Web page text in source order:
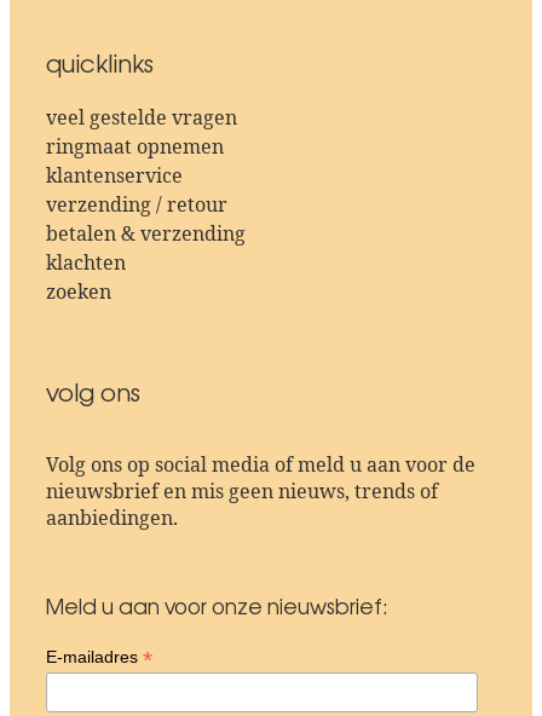
quicklinks
veel gestelde vragen
ringmaat opnemen
klantenservice
verzending / retour
betalen & verzending
klachten
zoeken
volg ons
Volg ons op social media of meld u aan voor de
nieuwsbrief en mis geen nieuws, trends of
aanbiedingen.
Meld u aan voor onze nieuwsbrief:
E-mailadres *